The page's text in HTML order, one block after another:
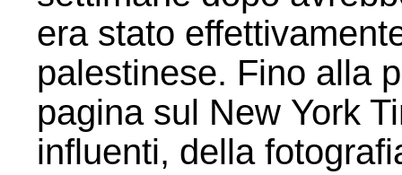
era stato
palestinese. Fino alla
pagina sul New York
influenti, della